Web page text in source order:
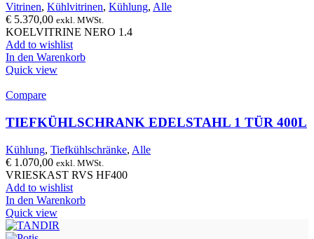
Vitrinen, Kühlvitrinen, Kühlung, Alle
€ 5.370,00 exkl. MWSt.
KOELVITRINE NERO 1.4
Add to wishlist
In den Warenkorb
Quick view
Compare
TIEFKÜHLSCHRANK EDELSTAHL 1 TÜR 400L
Kühlung, Tiefkühlschränke, Alle
€ 1.070,00 exkl. MWSt.
VRIESKAST RVS HF400
Add to wishlist
In den Warenkorb
Quick view